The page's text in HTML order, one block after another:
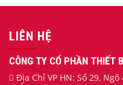
LIÊN HỆ
CÔNG TY CỔ PHẦN THIẾT
Địa Chỉ VP HN: Số 29,